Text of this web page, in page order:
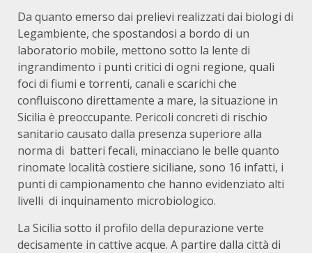
Da quanto emerso dai prelievi realizzati dai biologi di
Legambiente, che spostandosi a bordo di un
laboratorio mobile, mettono sotto la lente di
ingrandimento i punti critici di ogni regione, quali
foci di fiumi e torrenti, canali e scarichi che
confluiscono direttamente a mare, la situazione in
Sicilia è preoccupante. Pericoli concreti di rischio
sanitario causato dalla presenza superiore alla
norma di batteri fecali, minacciano le belle quanto
rinomate località costiere siciliane, sono 16 infatti, i
punti di campionamento che hanno evidenziato alti
livelli di inquinamento microbiologico.
La Sicilia sotto il profilo della depurazione verte
decisamente in cattive acque. A partire dalla città di